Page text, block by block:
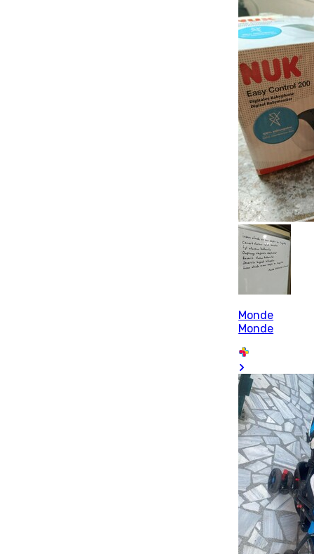
Monde
Monde